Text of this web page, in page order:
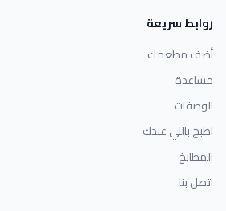
روابط سريعة
أضف مطعمك
مساعدة
الوصفات
اطبخ باللي عندك
المطابخ
اتصل بنا